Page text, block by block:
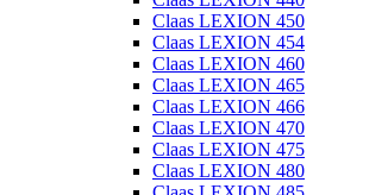
Claas LEXION 450
Claas LEXION 454
Claas LEXION 460
Claas LEXION 465
Claas LEXION 466
Claas LEXION 470
Claas LEXION 475
Claas LEXION 480